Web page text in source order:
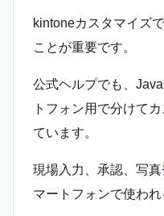
kintoneカスタマイズ
ことが重要です。
公式ヘルプでも、
トフォン用で分けて
ています。
現場入力、承認、写
マートフォンで使われ